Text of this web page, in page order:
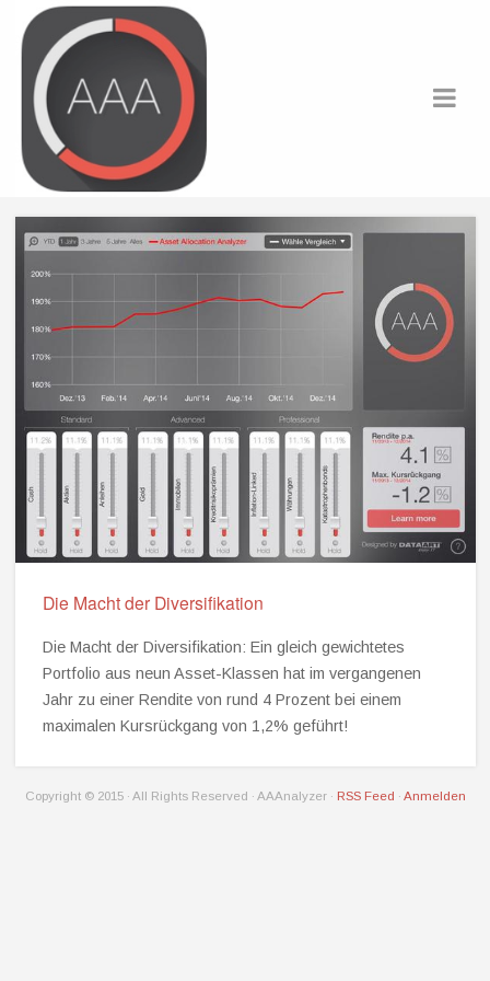
Die Macht der Diversifikation
Die Macht der Diversifikation: Ein gleich gewichtetes
Portfolio aus neun Asset-Klassen hat im vergangenen
Jahr zu einer Rendite von rund 4 Prozent bei einem
maximalen Kursrückgang von 1,2% geführt!
Copyright © 2015 · All Rights Reserved · AAAnalyzer · RSS Feed · Anmelden